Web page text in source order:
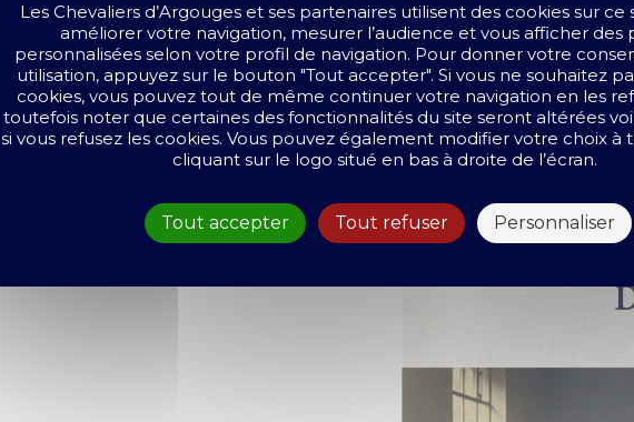
Les Chevaliers d’Argouges et ses partenairesutilisent des cookies sur ce
améliorer votre navigation, mesurer l’audience et vous afficher des
personnalisées selon votre profil de navigation. Pour donner votre
utilisation, appuyez sur le bouton "Tout accepter". Si vous ne souhaitez
cookies, vous pouvez tout de même continuer votre navigation en les
toutefois noter que certaines des fonctionnalités du site seront altérées
si vous refusez les cookies. Vous pouvez également modifier votre choix
cliquant sur le logo situé en bas à droite de l’écran.
Tout accepter Tout refuser Personnaliser